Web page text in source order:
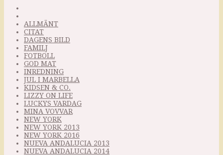
ALLMÄNT
CITAT
DAGENS BILD
FAMILJ
FOTBOLL
GOD MAT
INREDNING
JUL I MARBELLA
KIDSEN & CO.
LIZZY ON LIFE
LUCKYS VARDAG
MINA VOVVAR
NEW YORK
NEW YORK 2013
NEW YORK 2016
NUEVA ANDALUCIA 2013
NUEVA ANDALUCIA 2014